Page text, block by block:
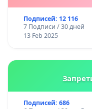
Подписей: 12 116
7 Подписи / 30 дней
13 Feb 2025
Подписей: 686